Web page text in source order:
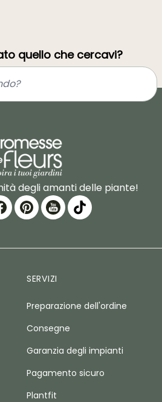
quello che cercavi?
degli amanti delle piante!
SERVIZI
Preparazione dell'ordine
Consegne
Garanzia degli impianti
Pagamento sicuro
Plantfit